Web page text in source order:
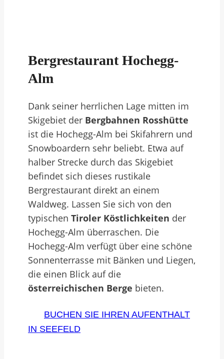
Bergrestaurant Hochegg-
Alm
Dank seiner herrlichen Lage mitten im
Skigebiet der Bergbahnen Rosshütte
ist die Hochegg-Alm bei Skifahrern und
Snowboardern sehr beliebt. Etwa auf
halber Strecke durch das Skigebiet
befindet sich dieses rustikale
Bergrestaurant direkt an einem
Waldweg. Lassen Sie sich von den
typischen Tiroler Köstlichkeiten der
Hochegg-Alm überraschen. Die
Hochegg-Alm verfügt über eine schöne
Sonnenterrasse mit Bänken und Liegen,
die einen Blick auf die
österreichischen Berge bieten.
BUCHEN SIE IHREN AUFENTHALT
IN SEEFELD